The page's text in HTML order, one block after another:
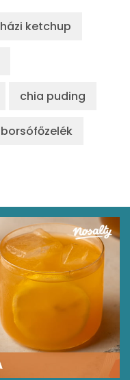
házi ketchup
chia puding
borsófőzelék